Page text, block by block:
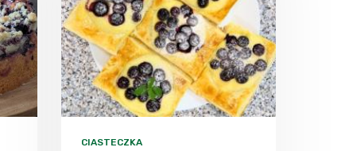
CIASTECZKA